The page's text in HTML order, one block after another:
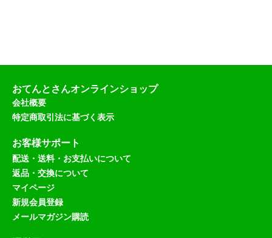
おてんとさんオンラインショップ
会社概要
特定商取引法に基づく表示
お客様サポート
配送・送料・お支払いについて
返品・交換について
マイページ
新規会員登録
メールマガジン購読